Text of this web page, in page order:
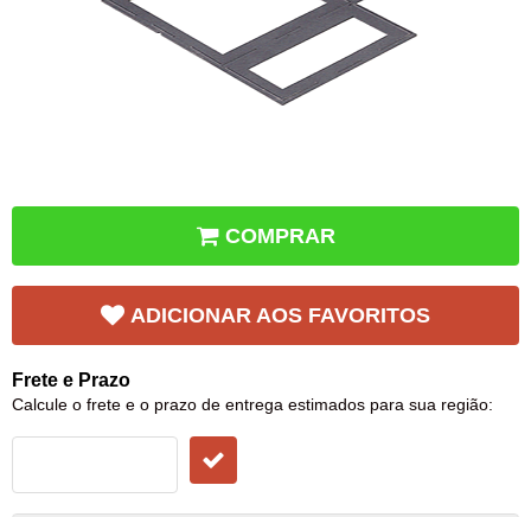
COMPRAR
ADICIONAR AOS FAVORITOS
Frete e Prazo
Calcule o frete e o prazo de entrega estimados para sua região: